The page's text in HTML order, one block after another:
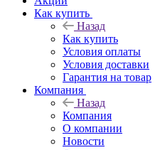
Как купить
Назад
Как купить
Условия оплаты
Условия доставки
Гарантия на товар
Компания
Назад
Компания
О компании
Новости